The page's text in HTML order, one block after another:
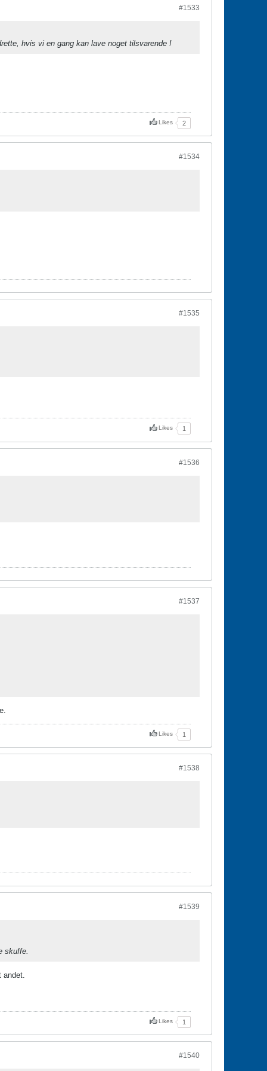
#1533
hvis vi en gang kan lave noget tilsvarende !
Likes 2
#1534
#1535
Likes 1
#1536
#1537
Likes 1
#1538
#1539
skuffe.
andet.
Likes 1
#1540